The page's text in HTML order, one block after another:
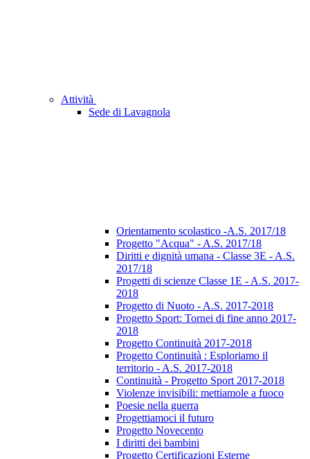
Attività
Sede di Lavagnola
Orientamento scolastico -A.S. 2017/18
Progetto "Acqua" - A.S. 2017/18
Diritti e dignità umana - Classe 3E - A.S.
2017/18
Progetti di scienze Classe 1E - A.S. 2017-
2018
Progetto di Nuoto - A.S. 2017-2018
Progetto Sport: Tornei di fine anno 2017-
2018
Progetto Continuità 2017-2018
Progetto Continuità : Esploriamo il
territorio - A.S. 2017-2018
Continuità - Progetto Sport 2017-2018
Violenze invisibili: mettiamole a fuoco
Poesie nella guerra
Progettiamoci il futuro
Progetto Novecento
I diritti dei bambini
Progetto Certificazioni Esterne